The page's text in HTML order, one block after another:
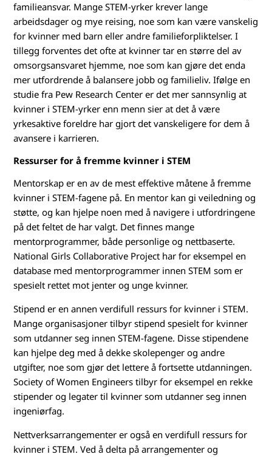
familieansvar. Mange STEM-yrker krever lange
arbeidsdager og mye reising, noe som kan være vanskelig
for kvinner med barn eller andre familieforpliktelser. I
tillegg forventes det ofte at kvinner tar en større del av
omsorgsansvaret hjemme, noe som kan gjøre det enda
mer utfordrende å balansere jobb og familieliv. Ifølge en
studie fra Pew Research Center er det mer sannsynlig at
kvinner i STEM-yrker enn menn sier at det å være
yrkesaktive foreldre har gjort det vanskeligere for dem å
avansere i karrieren.
Ressurser for å fremme kvinner i STEM
Mentorskap er en av de mest effektive måtene å fremme
kvinner i STEM-fagene på. En mentor kan gi veiledning og
støtte, og kan hjelpe noen med å navigere i utfordringene
på det feltet de har valgt. Det finnes mange
mentorprogrammer, både personlige og nettbaserte.
National Girls Collaborative Project har for eksempel en
database med mentorprogrammer innen STEM som er
spesielt rettet mot jenter og unge kvinner.
Stipend er en annen verdifull ressurs for kvinner i STEM.
Mange organisasjoner tilbyr stipend spesielt for kvinner
som utdanner seg innen STEM-fagene. Disse stipendene
kan hjelpe deg med å dekke skolepenger og andre
utgifter, noe som gjør det lettere å fortsette utdanningen.
Society of Women Engineers tilbyr for eksempel en rekke
stipender og legater til kvinner som utdanner seg innen
ingeniørfag.
Nettverksarrangementer er også en verdifull ressurs for
kvinner i STEM. Ved å delta på arrangementer og